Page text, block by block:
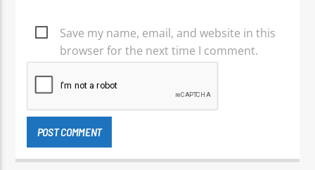
Save my name, email, and website in this
browser for the next time I comment.